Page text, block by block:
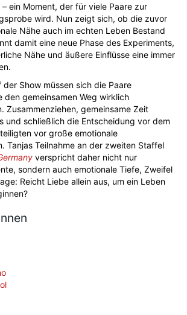
ein Moment, der für viele Paare zur
wird. Nun zeigt sich, ob die zuvor
Nähe auch im echten Leben Bestand
damit eine neue Phase des Experiments,
Nähe und äußere Einflüsse eine immer
der Show müssen sich die Paare
den gemeinsamen Weg wirklich
Zusammenziehen, gemeinsame Zeit
und schließlich die Entscheidung vor dem
vor große emotionale
Tanjas Teilnahme an der zweiten Staffel
verspricht daher nicht nur
sondern auch emotionale Tiefe, Zweifel
Reicht Liebe allein aus, um ein Leben